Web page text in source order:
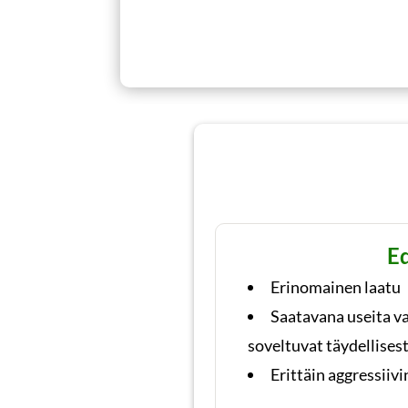
Erinomainen laatu
Saatavana useita
soveltuvat
Erittäin